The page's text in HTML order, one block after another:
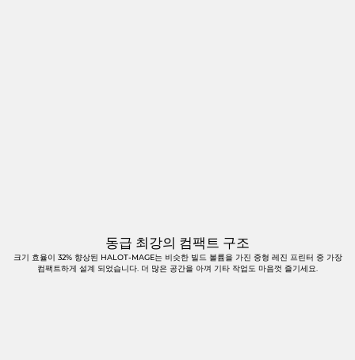
동급 최강의 컴팩트 구조
크기 효율이 32% 향상된 HALOT-MAGE는 비슷한 빌드 볼륨을 가진 중형 레진 프린터 중 가장
컴팩트하게 설계 되었습니다. 더 많은 공간을 아껴 기타 작업도 마음껏 즐기세요.